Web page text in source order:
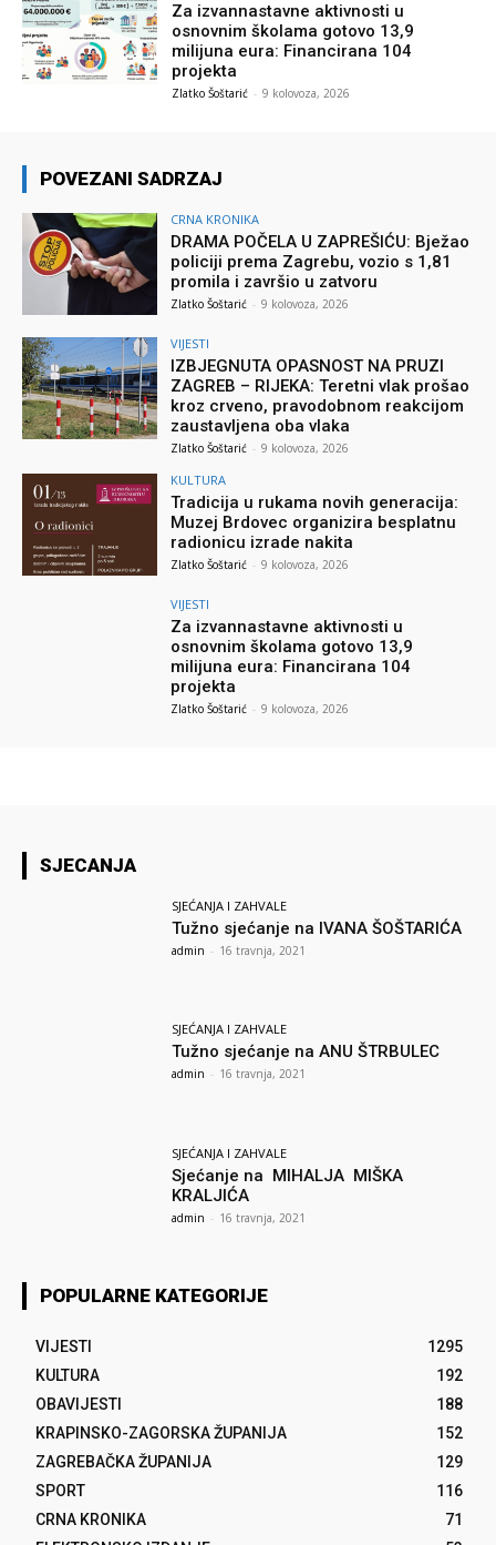
Za izvannastavne aktivnosti u
osnovnim školama gotovo 13,9
milijuna eura: Financirana 104
projekta
Zlatko Šoštarić - 9 kolovoza, 2026
POVEZANI SADRZAJ
CRNA KRONIKA
DRAMA POČELA U ZAPREŠIĆU: Bježao
policiji prema Zagrebu, vozio s 1,81
promila i završio u zatvoru
Zlatko Šoštarić - 9 kolovoza, 2026
VIJESTI
IZBJEGNUTA OPASNOST NA PRUZI
ZAGREB – RIJEKA: Teretni vlak prošao
kroz crveno, pravodobnom reakcijom
zaustavljena oba vlaka
Zlatko Šoštarić - 9 kolovoza, 2026
KULTURA
Tradicija u rukama novih generacija:
Muzej Brdovec organizira besplatnu
radionicu izrade nakita
Zlatko Šoštarić - 9 kolovoza, 2026
VIJESTI
Za izvannastavne aktivnosti u
osnovnim školama gotovo 13,9
milijuna eura: Financirana 104
projekta
Zlatko Šoštarić - 9 kolovoza, 2026
SJECANJA
SJEĆANJA I ZAHVALE
Tužno sjećanje na IVANA ŠOŠTARIĆA
admin - 16 travnja, 2021
SJEĆANJA I ZAHVALE
Tužno sjećanje na ANU ŠTRBULEC
admin - 16 travnja, 2021
SJEĆANJA I ZAHVALE
Sjećanje na MIHALJA MIŠKA
KRALJIĆA
admin - 16 travnja, 2021
POPULARNE KATEGORIJE
VIJESTI
1295
KULTURA
192
OBAVIJESTI
188
KRAPINSKO-ZAGORSKA ŽUPANIJA
152
ZAGREBAČKA ŽUPANIJA
129
SPORT
116
CRNA KRONIKA
71